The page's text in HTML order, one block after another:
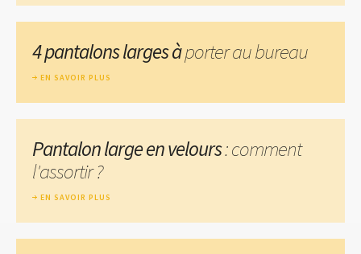
4 pantalons larges àporter au bureau
EN SAVOIR PLUS
Pantalon large en velours: comment
l'assortir ?
EN SAVOIR PLUS